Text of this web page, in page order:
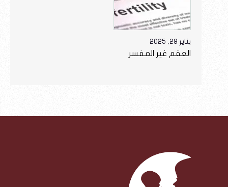
العقم غير المفسر
يناير 29, 2025